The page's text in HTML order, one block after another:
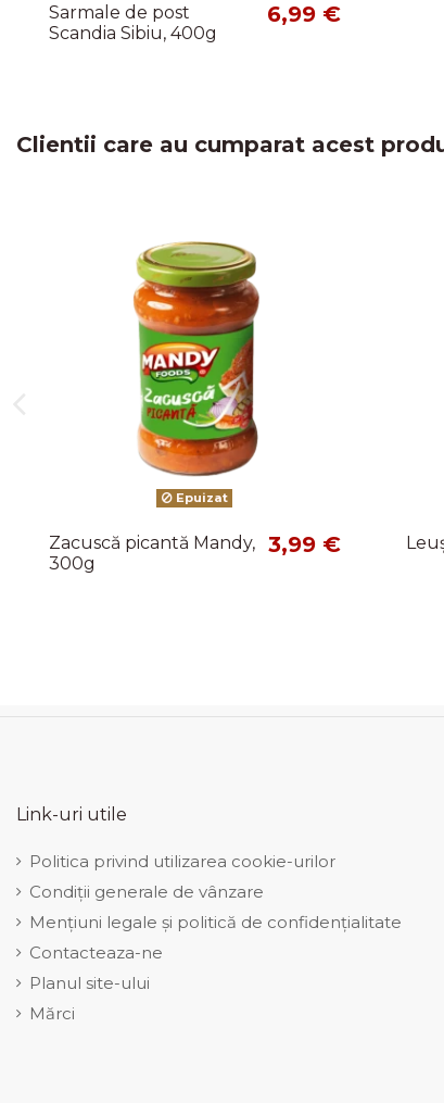
Sarmale de post
Scandia Sibiu, 400g
6,99 €
Clientii care au cumparat acest
Epuizat
Zacuscă picantă Mandy,
300g
3,99 €
Link-uri utile
Politica privind utilizarea cookie-urilor
Condiții generale de vânzare
Mențiuni legale și politică de confidențialitate
Contacteaza-ne
Planul site-ului
Mărci